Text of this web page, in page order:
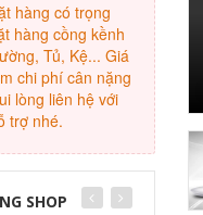
hàng có trọng
hàng cồng kềnh
Tủ, Kệ... Giá
chi phí cân nặng
lòng liên hệ với
trợ nhé.
SHOP